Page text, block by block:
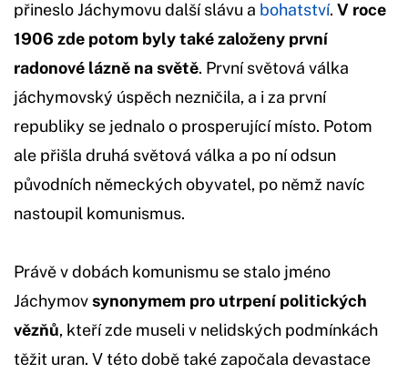
přineslo Jáchymovu další slávu a bohatství. V roce
1906 zde potom byly také založeny první
radonové lázně na světě. První světová válka
jáchymovský úspěch nezničila, a i za první
republiky se jednalo o prosperující místo. Potom
ale přišla druhá světová válka a po ní odsun
původních německých obyvatel, po němž navíc
nastoupil komunismus.
Právě v dobách komunismu se stalo jméno
Jáchymovsynonymem pro utrpení politických
vězňů, kteří zde museli v nelidských podmínkách
těžit uran. V této době také započala devastace